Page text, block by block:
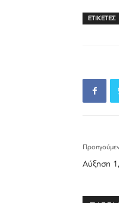
ΕΤΙΚΕΤΕΣ
Αύξηση